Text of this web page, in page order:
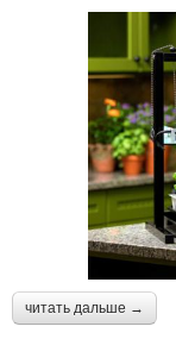
читать дальше →